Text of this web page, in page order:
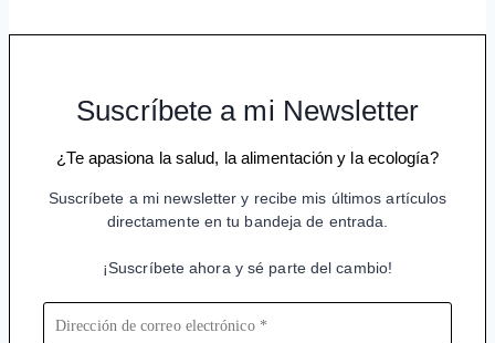
Suscríbete a mi Newsletter
¿Te apasiona la salud, la alimentación y la ecología?
Suscríbete a mi newsletter y recibe mis últimos artículos
directamente en tu bandeja de entrada.
¡Suscríbete ahora y sé parte del cambio!